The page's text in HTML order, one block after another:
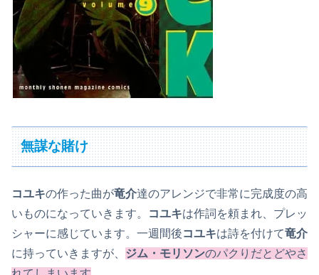
無謀な賭け
コユキの作った曲が竜介達のアレンジで非常に完成度の高
いものになっていきます。
コユキは作詞を頼まれ、プレッ
シャーに感じています。一週間後コユキは詩を付けて竜介
に持っていきますが、 ジム・モリソンのパクりだとどやさ